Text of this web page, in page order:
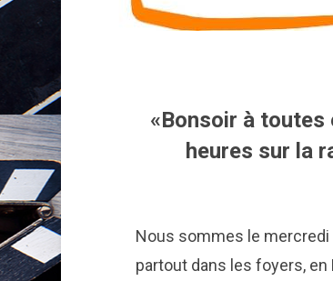
«Bonsoir à toutes
heures sur la
Nous sommes le mercredi
partout dans les foyers,